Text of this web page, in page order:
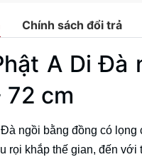
Chính sách đổi trả
A Di Đà
72 cm
ngồi bằng đồng có lọng
rọi khắp thế gian, đến với